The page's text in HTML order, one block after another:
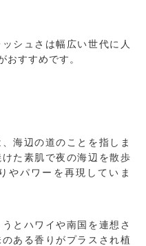
シュさは幅広い世代に人
おすすめです。
海辺の道のことを指しま
た素肌で夜の海辺を散歩
やパワーを再現していま
とハワイや南国を連想さ
ある香りがプラスされ植